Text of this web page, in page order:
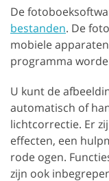
De
bestanden. De
mobiele
programma
U kunt de
automatisch of
lichtcorrectie. Er
effecten, een
rode ogen.
zijn ook